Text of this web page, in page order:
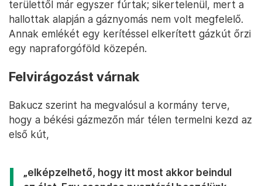
területtől már egyszer fúrtak; sikertelenül, mert a
hallottak alapján a gáznyomás nem volt megfelelő.
Annak emlékét egy kerítéssel elkerített gázkút őrzi
egy napraforgóföld közepén.
Felvirágozást várnak
Bakucz szerint ha megvalósul a kormány terve,
hogy a békési gázmezőn már télen termelni kezd az
első kút,
„elképzelhető, hogy itt most akkor beindul